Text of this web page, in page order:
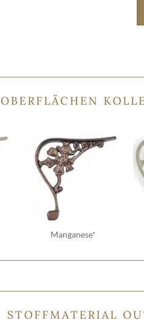
OBERFLÄCHEN
Manganese*
STOFFMATERIAL